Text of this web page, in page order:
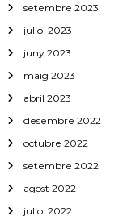
setembre 2023
juliol 2023
juny 2023
maig 2023
abril 2023
desembre 2022
octubre 2022
setembre 2022
agost 2022
juliol 2022